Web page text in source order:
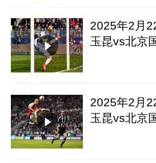
2025年2月
玉昆vs北京
2025年2月
玉昆vs北京